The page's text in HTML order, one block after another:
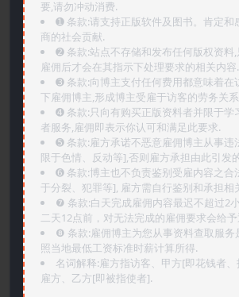
要,请勿冲动消费.
➊️ 条款:请支持正版软件及图书。肯定和
商的社会贡献.
➋️ 条款:站点不存储和发布任何版权资料
雇佣后才会在其指示下处理要求的相关内容.
➌️ 条款:向博主支付任何费用都意味着在
下雇佣博主,形成博主受雇于访客的劳务关
➍️ 条款:只向有购买正版资料者并限于学
者服务,雇佣即表示你认可和满足此要求.
➎ 条款:雇方承诺不恶意雇佣博主从事违
限于色情、反动等],否则雇方承担由此引发
➏️ 条款:博主也不负责鉴别受雇内容之合
于分裂、犯罪等], 雇方需自行鉴别和承担相
❼ 条款:白天完成雇佣内容最迟不超过2
二天12点前，对无法完成的雇佣要求会给予
❽ 条款:雇佣博主为您从事资料查取服务
照当地最低工资标准时薪计算所得.
名词解释:雇方指访客、甲方[即花钱者
雇方、乙方[即被指使者].